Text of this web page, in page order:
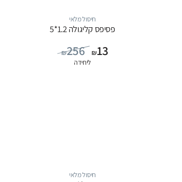
חיסול מלאי
פסיפס קליגולה 1.2*5
₪256 ₪13
ליחידה
חיסול מלאי